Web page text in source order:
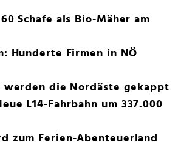
Schafe als Bio-Mäher am
Hunderte Firmen in NÖ
werden die Nordäste gekappt
L14-Fahrbahn um 337.000